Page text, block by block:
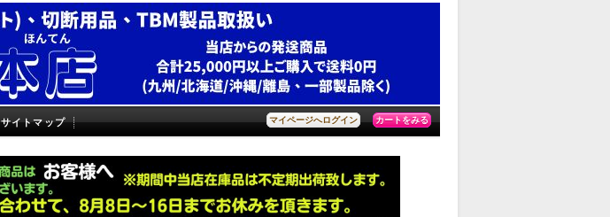
マイページへログイン カートをみる
サイトマップ